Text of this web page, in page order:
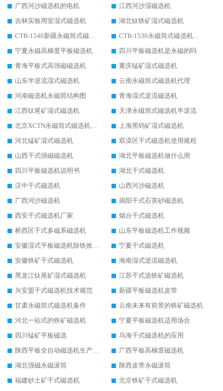
广西河沙磁选机的电机
江西河沙湿磁选机
吉林实验用室湿式磁选机
湖北钛铁矿湿式磁选机
CTB-1540新疆永磁筒式磁选机
CTB-1530永磁筒式磁选机代理商
宁夏永磁高梯度平板磁选机
四川平板磁选机是永磁的吗
青海平板式高强磁磁选机
重庆锰矿湿式磁选机
山东半逆流湿式磁选机
云南永磁筒式磁选机代理
河南磁选机永磁筒结构图
青海湿式逆流磁选机
江西钛尾矿湿式磁选机
天津永磁筒式磁选机半逆流
北京XCTN永磁筒式磁选机磁块位置
上海黑钨矿湿式磁选机
河北锰矿湿式磁选机
双滦区干式磁选机使用规程
山西干式强磁磁选机
湖北平板磁选机做什么用
四川平板磁选机说明书
湖北干式磁选机
汉中干式磁选机
山西河沙磁选机
广西河沙磁选机
揭阳干式石英砂磁选机
西安干式磁选机厂家
烟台干式磁选机
桥西区干式多磁系磁选机
山东平板磁选机工作视频
安徽湿式平板磁选机除铁效果怎么样
宁夏干式磁选机
安徽铁矿干式磁选机
海南湿式逆流磁选机
黑龙江钛尾矿湿式磁选机
江苏干式选铁矿磁选机
兴安盟干式磁选机技术规范
新疆平板磁选机皮带
甘肃永磁筒式磁选机备件
云南未来有前景的铁矿磁选机
河北一站式的铁矿磁选机
宁夏平板磁选机适用场合
四川锰矿平板磁选
乌海干式磁选机的应用
陕西平板全自动磁选机生产厂家
广西平板高梯度磁选机
湖北强磁永磁滚筒
陕西皮带永磁滚筒
福建砂土矿干式磁选机
北京铁矿干式磁选机